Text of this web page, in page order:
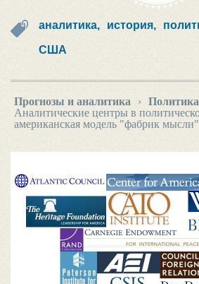
аналитика, история,
США
Прогнозы и аналитика › Политика
Аналитические центры в
американская модель "фабрик мысли"